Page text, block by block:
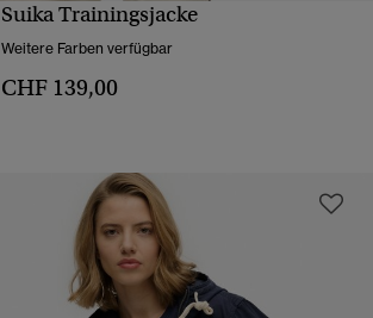
SCHNELLANSICHT
Suika Trainingsjacke
Weitere Farben verfügbar
CHF 139,00